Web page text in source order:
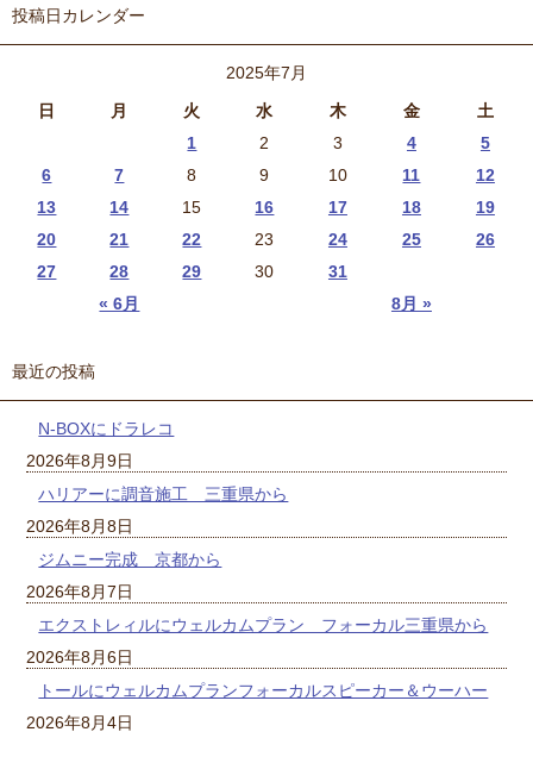
投稿日カレンダー
2025年7月
日
月 火 水 木 金 土
« 6月 8月 »
1 2 3 4
5
6
7 8 9 10 11
12
13
14 15 16 17 18
19
20
21 22 23 24 25
26
27
28 29 30 31
最近の投稿
N-BOXにドラレコ
2026年8月9日
ハリアーに調音施工 三重県から
2026年8月8日
ジムニー完成 京都から
2026年8月7日
エクストレィルにウェルカムプラン フォーカル三重県から
2026年8月6日
トールにウェルカムプランフォーカルスピーカー＆ウーハー
2026年8月4日